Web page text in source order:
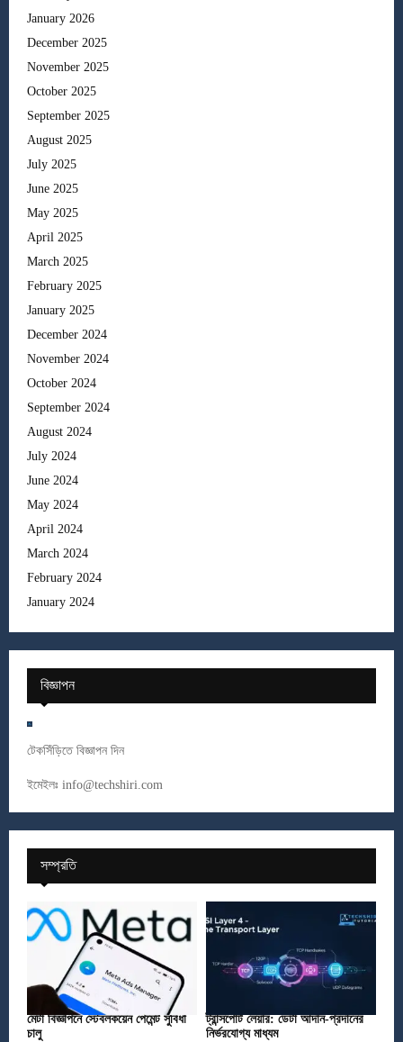
January 2026
December 2025
November 2025
October 2025
September 2025
August 2025
July 2025
June 2025
May 2025
April 2025
March 2025
February 2025
January 2025
December 2024
November 2024
October 2024
September 2024
August 2024
July 2024
June 2024
May 2024
April 2024
March 2024
February 2024
January 2024
বিজ্ঞাপন
টেকসিঁড়িতে বিজ্ঞাপন দিন
ইমেইলঃ info@techshiri.com
সম্প্রতি
মেটা বিজ্ঞাপনে স্টেবলকয়েন পেমেন্ট সুবিধা
চালু
ট্রান্সপোর্ট লেয়ার: ডেটা আদান-প্রদানের
নির্ভরযোগ্য মাধ্যম